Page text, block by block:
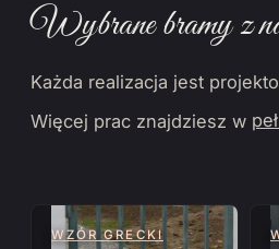
Wybrane bramy z
Każda realizacja jest
Więcej prac znajdziesz w
WZÓR GRECKI